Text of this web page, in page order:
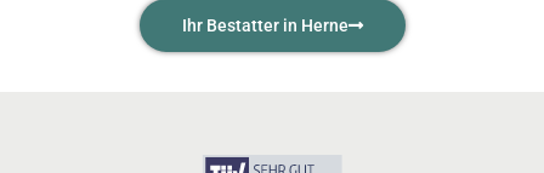
Ihr Bestatter in Herne